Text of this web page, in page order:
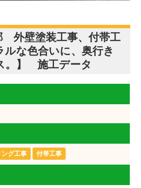
外壁塗装工事、付帯工
ルな色合いに、奥行き
。】 施工データ
ング工事 付帯工事